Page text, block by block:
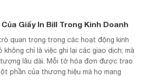
Giấy In Bill Trong Kinh Doanh
quan trọng trong các hoạt động kinh
không chỉ là việc ghi lại các giao dịch; mà
tượng lâu dài. Mỗi tờ hóa đơn được trao
phần của thương hiệu mà họ mang